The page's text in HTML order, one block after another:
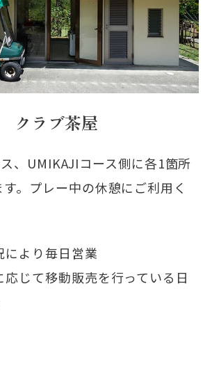
クラブ茶屋
、UMIKAJIコース側に各1箇所
。プレー中の休憩にご利用く
により毎日営業
じて移動販売を行っている日